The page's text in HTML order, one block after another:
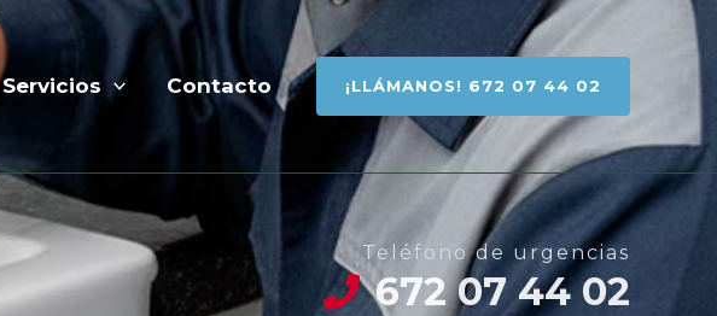
Servicios Contacto ¡LLÁMANOS! 672 07 44 02
Teléfono de urgencias
672 07 44 02